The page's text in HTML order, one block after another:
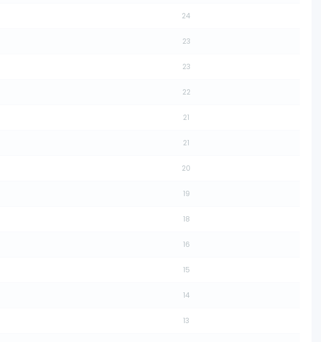
24
23
23
22
21
21
20
19
18
16
15
14
13